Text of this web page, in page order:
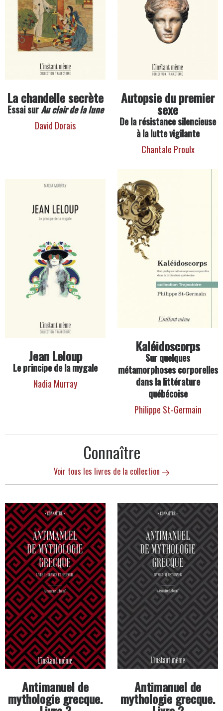
La chandelle secrète
Essai surAu clair de la lune
David Dorais
Autopsie du premier
sexe
De la résistance silencieuse
à la lutte vigilante
Chantale Proulx
Jean Leloup
Le principe de la mygale
Nadia Murray
Kaléidoscorps
Sur quelques
métamorphoses corporelles
dans la littérature
québécoise
Philippe St-Germain
Connaître
Voir tous les livres de la collection
Antimanuel de
mythologie grecque.
Antimanuel de
mythologie grecque.